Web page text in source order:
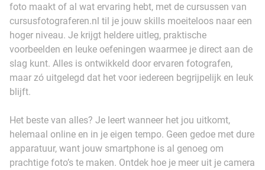
foto maakt of al wat ervaring hebt, met de cursussen van
cursusfotograferen.nl til je jouw skills moeiteloos naar een
hoger niveau. Je krijgt heldere uitleg, praktische
voorbeelden en leuke oefeningen waarmee je direct aan de
slag kunt. Alles is ontwikkeld door ervaren fotografen,
maar zó uitgelegd dat het voor iedereen begrijpelijk en leuk
blijft.
Het beste van alles? Je leert wanneer het jou uitkomt,
helemaal online en in je eigen tempo. Geen gedoe met dure
apparatuur, want jouw smartphone is al genoeg om
prachtige foto’s te maken. Ontdek hoe je meer uit je camera